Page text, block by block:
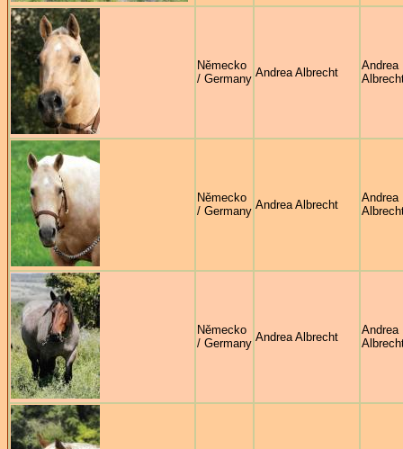
Německo
/ Germany Andrea Albrecht
Andrea
Německo
/ Germany Andrea Albrecht
Andrea
Německo
/ Germany Andrea Albrecht
Andrea